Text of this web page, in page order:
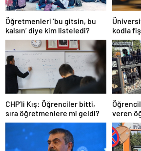
Öğretmenleri ‘bu gitsin, bu
kalsın’ diye kim listeledi?
kodla
CHP’li Kış: Öğrenciler bitti,
sıra öğretmenlere mi geldi?
veren